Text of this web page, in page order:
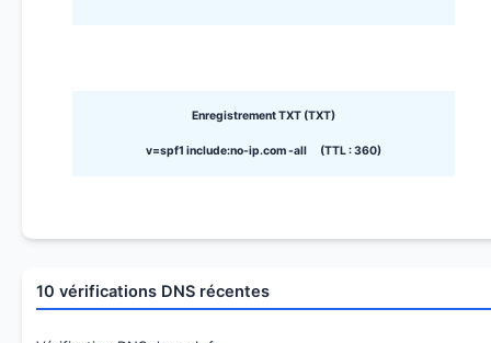
Enregistrement TXT (TXT)
v=spf1 include:no-ip.com -all (TTL : 360)
10 vérifications DNS récentes